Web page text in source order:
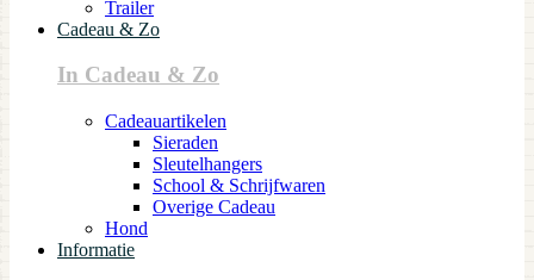
Trailer
Cadeau & Zo
In Cadeau & Zo
Cadeauartikelen
Sieraden
Sleutelhangers
School & Schrijfwaren
Overige Cadeau
Hond
Informatie